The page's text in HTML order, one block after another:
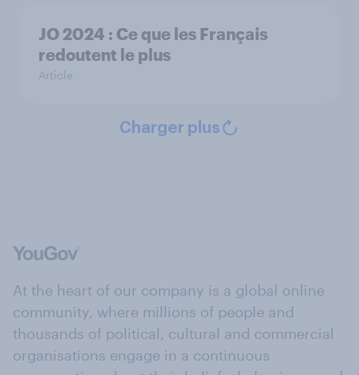
JO 2024 : Ce que les Français
redoutent le plus
Article
Charger plus
At the heart of our company is a global online
community, where millions of people and
thousands of political, cultural and commercial
organisations engage in a continuous